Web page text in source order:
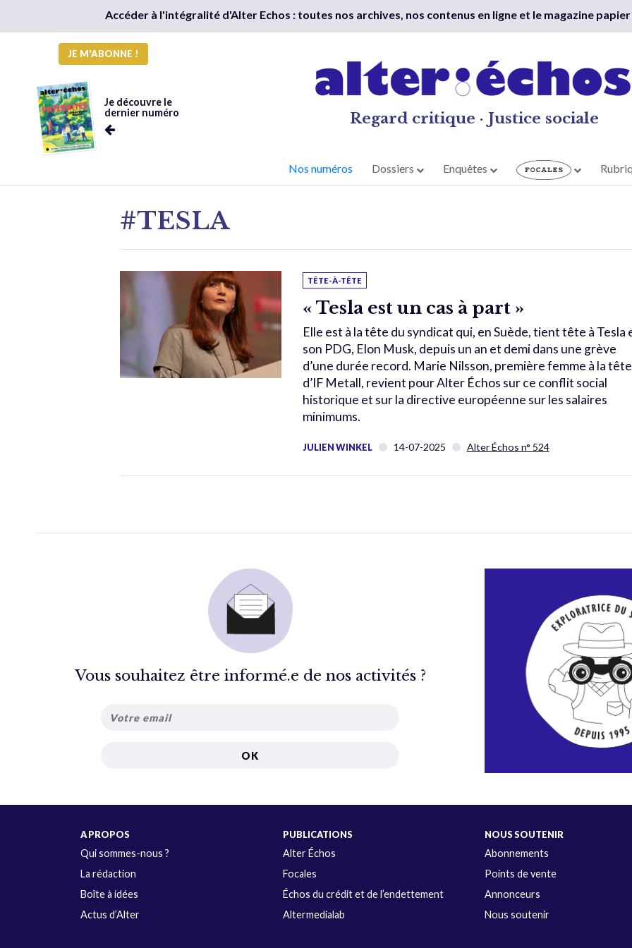
Accéder à l'intégralité d'Alter Echos : toutes nos archives, nos contenus en ligne et le magazine
JE M'ABONNE !
Je découvre le
dernier numéro
Regard critique · Justice sociale
Nos numéros Dossiers Enquêtes
#TESLA
TÊTE-À-TÊTE
« Tesla est un cas à part »
Elle est à la tête du syndicat qui, en Suède, tient tête à Tesla
son PDG, Elon Musk, depuis un an et demi dans une grève
d’une durée record. Marie Nilsson, première femme à la tête
d’IF Metall, revient pour Alter Échos sur ce conflit social
historique et sur la directive européenne sur les salaires
minimums.
JULIEN WINKEL 14-07-2025 Alter Échos n° 524
Vous souhaitez être informé.e de nos activités ?
A PROPOS
Qui sommes-nous ?
La rédaction
Boîte à idées
Actus d’Alter
PUBLICATIONS
Alter Échos
Focales
Échos du crédit et de l’endettement
Altermedialab
NOUS SOUTENIR
Abonnements
Points de vente
Annonceurs
Nous soutenir